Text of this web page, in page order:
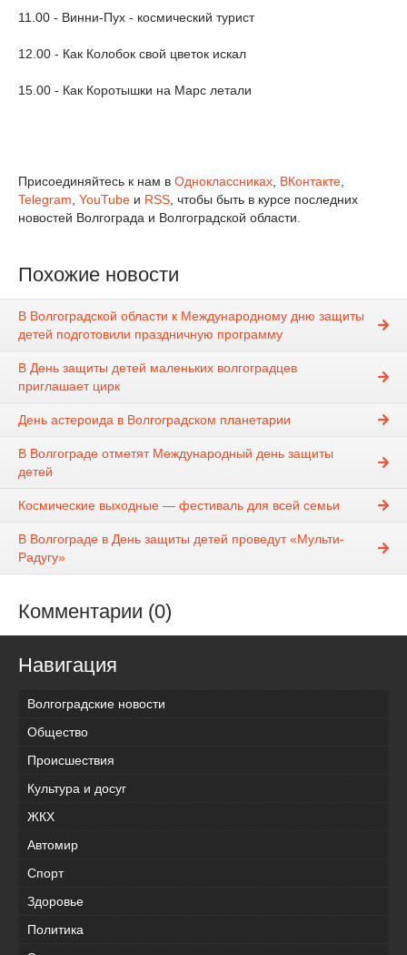
11.00 - Винни-Пух - космический турист
12.00 - Как Колобок свой цветок искал
15.00 - Как Коротышки на Марс летали
Присоединяйтесь к нам в Одноклассниках ВКонтакте
Telegram YouTube и RSS , чтобы быть в курсе последних
новостей Волгограда и Волгоградской области.
Похожие новости
В Волгоградской области к Международному дню защиты
детей подготовили праздничную программу
В День защиты детей маленьких волгоградцев
приглашает цирк
День астероида в Волгоградском планетарии
В Волгограде отметят Международный день защиты
детей
Космические выходные — фестиваль для всей семьи
В Волгограде в День защиты детей проведут «Мульти-
Радугу»
Комментарии (0)
Навигация
Волгоградские новости
Общество
Происшествия
Культура и досуг
ЖКХ
Автомир
Спорт
Здоровье
Политика